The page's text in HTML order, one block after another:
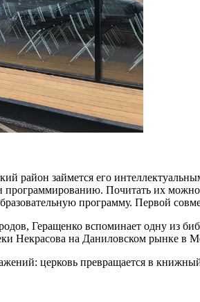
район займется его
Почитать их можно
программу. Первой
Геращенко вспоминает одну из
Некрасова на Даниловском рынке в
церковь превращается в